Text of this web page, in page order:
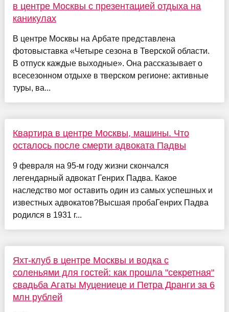
в центре Москвы с презентацией отдыха на
каникулах
В центре Москвы на Арбате представлена
фотовыставка «Четыре сезона в Тверской области.
В отпуск каждые выходные». Она рассказывает о
всесезонном отдыхе в тверском регионе: активные
туры, ва...
Квартира в центре Москвы, машины. Что
осталось после смерти адвоката Падвы
9 февраля на 95-м году жизни скончался
легендарный адвокат Генрих Падва. Какое
наследство мог оставить один из самых успешных и
известных адвокатов?Высшая пробаГенрих Падва
родился в 1931 г...
Яхт-клуб в центре Москвы и водка с
соленьями для гостей: как прошла "секретная"
свадьба Агаты Муцениеце и Петра Дранги за 6
млн рублей